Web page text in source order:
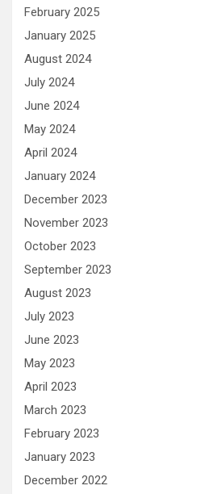
February 2025
January 2025
August 2024
July 2024
June 2024
May 2024
April 2024
January 2024
December 2023
November 2023
October 2023
September 2023
August 2023
July 2023
June 2023
May 2023
April 2023
March 2023
February 2023
January 2023
December 2022